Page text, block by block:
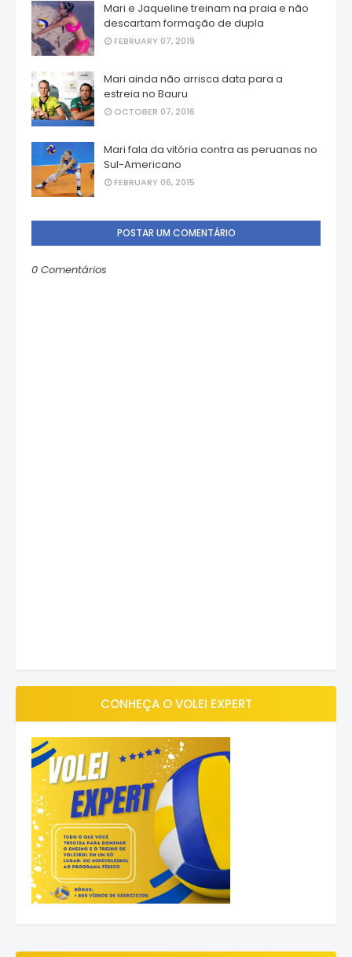
Mari e Jaqueline treinam na praia e não
descartam formação de dupla
FEBRUARY 07, 2019
Mari ainda não arrisca data para a
estreia no Bauru
OCTOBER 07, 2016
Mari fala da vitória contra as peruanas no
Sul-Americano
FEBRUARY 06, 2015
POSTAR UM COMENTÁRIO
0 Comentários
CONHEÇA O VOLEI EXPERT